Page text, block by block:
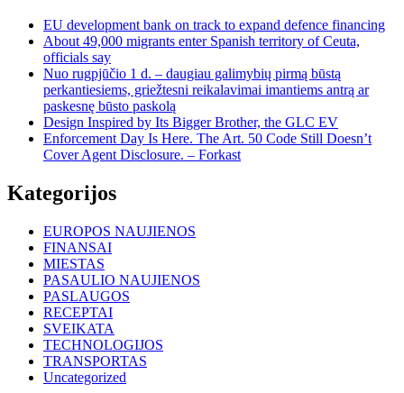
EU development bank on track to expand defence financing
About 49,000 migrants enter Spanish territory of Ceuta,
officials say
Nuo rugpjūčio 1 d. – daugiau galimybių pirmą būstą
perkantiesiems, griežtesni reikalavimai imantiems antrą ar
paskesnę būsto paskolą
Design Inspired by Its Bigger Brother, the GLC EV
Enforcement Day Is Here. The Art. 50 Code Still Doesn’t
Cover Agent Disclosure. – Forkast
Kategorijos
EUROPOS NAUJIENOS
FINANSAI
MIESTAS
PASAULIO NAUJIENOS
PASLAUGOS
RECEPTAI
SVEIKATA
TECHNOLOGIJOS
TRANSPORTAS
Uncategorized